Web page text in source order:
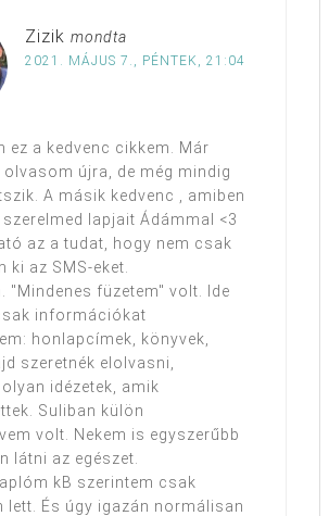
Zizik mondta
2021. MÁJUS 7., PÉNTEK, 21:04
ez a kedvenc cikkem. Már
újra, de még mindig
A másik kedvenc , amiben
szerelmed lapjait Ádámmal <3
az a tudat, hogy nem csak
ki az SMS-eket.
"Mindenes füzetem" volt. Ide
információkat
honlapcímek, könyvek,
szeretnék elolvasni,
idézetek, amik
Suliban külön
volt. Nekem is egyszerűbb
látni az egészet.
kB szerintem csak
lett. És úgy igazán normálisan